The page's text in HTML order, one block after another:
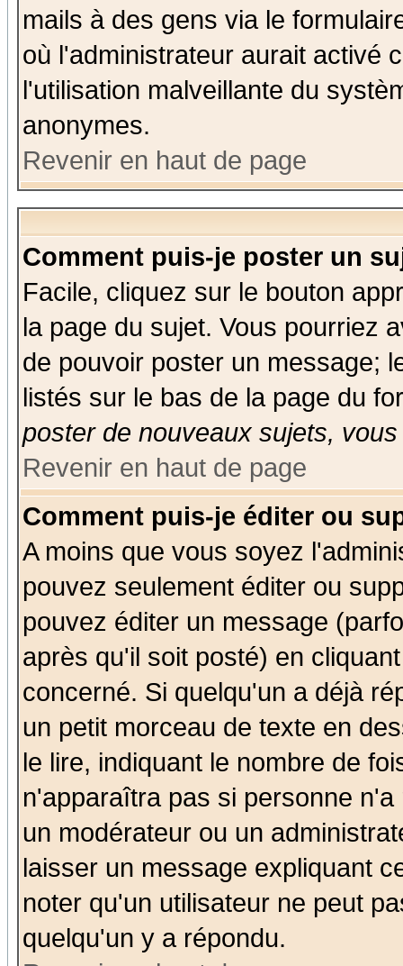
mails à des gens via le
où l'administrateur aurait activé
l'utilisation malveillante du
anonymes.
Revenir en haut de page
Comment puis-je poster un
Facile, cliquez sur le bouton
la page du sujet. Vous pourriez
de pouvoir poster un message;
listés sur le bas de la page du
poster de nouveaux sujets,
Revenir en haut de page
Comment puis-je éditer ou
A moins que vous soyez
pouvez seulement éditer ou
pouvez éditer un message
après qu'il soit posté) en
concerné. Si quelqu'un a déjà
un petit morceau de texte en
le lire, indiquant le nombre de
n'apparaîtra pas si personne
un modérateur ou un
laisser un message expliquant
noter qu'un utilisateur ne peut
quelqu'un y a répondu.